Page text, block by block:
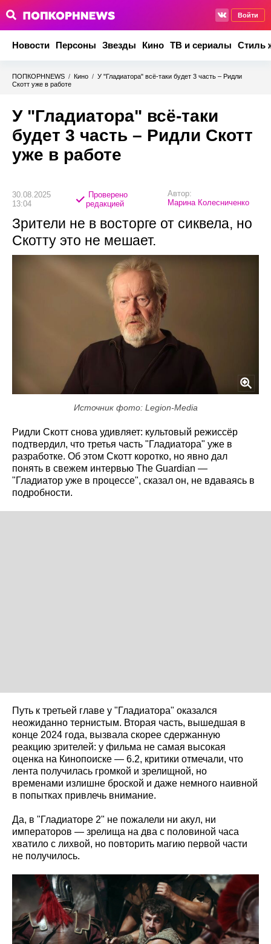
Войти
Новости Персоны Звезды Кино ТВ и сериалы Стиль
ПОПКОРНNEWS / Кино / У "Гладиатора" всё-таки будет 3 часть – Ридли
Скотт уже в работе
У "Гладиатора" всё-таки
будет 3 часть – Ридли Скотт
уже в работе
30.08.2025
13:04
Проверено
редакцией
Автор:
Марина Колесниченко
Зрители не в восторге от сиквела, но
Скотту это не мешает.
Источник фото: Legion-Media
Ридли Скотт снова удивляет: культовый режиссёр
подтвердил, что третья часть "Гладиатора" уже в
разработке. Об этом Скотт коротко, но явно дал
понять в свежем интервью The Guardian —
"Гладиатор уже в процессе", сказал он, не вдаваясь в
подробности.
Путь к третьей главе у "Гладиатора" оказался
неожиданно тернистым. Вторая часть, вышедшая в
конце 2024 года, вызвала скорее сдержанную
реакцию зрителей: у фильма не самая высокая
оценка на Кинопоиске — 6.2, критики отмечали, что
лента получилась громкой и зрелищной, но
временами излишне броской и даже немного наивной
в попытках привлечь внимание.
Да, в "Гладиаторе 2" не пожалели ни акул, ни
императоров — зрелища на два с половиной часа
хватило с лихвой, но повторить магию первой части
не получилось.